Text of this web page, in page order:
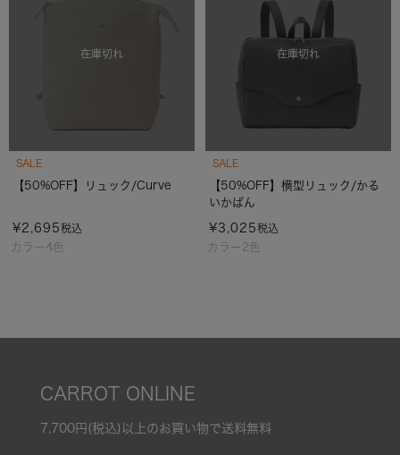
SALE
カラー4色
【50%OFF】リュック/Curve
¥2,695税込
在庫切れ
SALE
カラー2色
【50%OFF】横型リュック/かる
いかばん
¥3,025税込
在庫切れ
CARROT ONLINE
7,700円(税込)以上のお買い物で送料無料